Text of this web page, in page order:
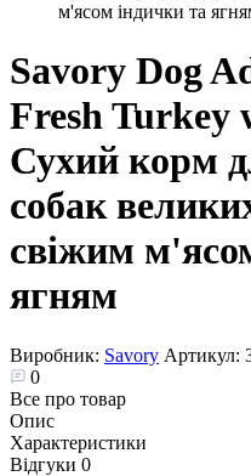
м'ясом індички та
Savory Dog
Fresh Turkey
Сухий корм
собак
свіжим
ягням
Виробник: Savory Артикул:
0
Все про товар
Опис
Характеристики
Відгуки 0